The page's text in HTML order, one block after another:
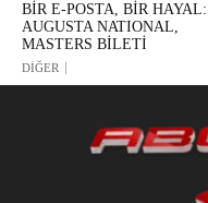
BİR E-POSTA, BİR HAYAL:
AUGUSTA NATIONAL,
MASTERS BİLETİ
DİĞER